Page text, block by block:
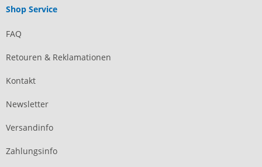
Shop Service
FAQ
Retouren & Reklamationen
Kontakt
Newsletter
Versandinfo
Zahlungsinfo